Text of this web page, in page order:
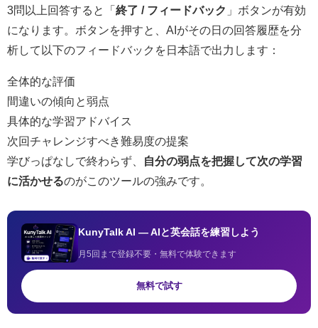
3問以上回答すると「 終了 / フィードバック 」ボタンが有効
になります。ボタンを押すと、AIがその日の回答履歴を分
析して以下のフィードバックを日本語で出力します：
全体的な評価
間違いの傾向と弱点
具体的な学習アドバイス
次回チャレンジすべき難易度の提案
学びっぱなしで終わらず、
自分の弱点を把握して次の学習
に活かせるのがこのツールの強みです。
KunyTalk AI — AIと英会話を練習しよう
月5回まで登録不要・無料で体験できます
無料で試す